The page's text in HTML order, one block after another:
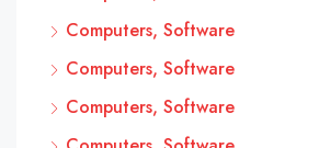
Computers, Software
Computers, Software
Computers, Software